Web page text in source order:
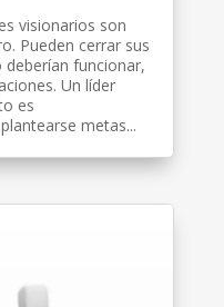
visionarios son
Pueden cerrar sus
funcionar,
Un líder
es
metas...